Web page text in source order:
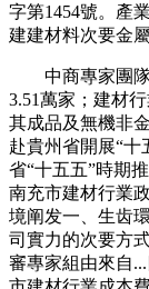
字第1454號。產
建建材料次要金
中商專家團隊
3.51萬家；建材
其成品及無機非
赴貴州省開展“
省“十五五”時期
南充市建材行業
境阐发一、生齿
司實力的次要方
審專家組由來自